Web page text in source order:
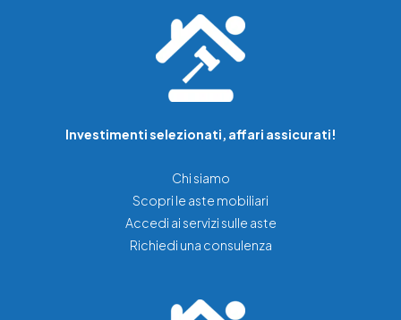
Investimenti selezionati, affari assicurati!
Chi siamo
Scopri le aste mobiliari
Accedi ai servizi sulle aste
Richiedi una consulenza